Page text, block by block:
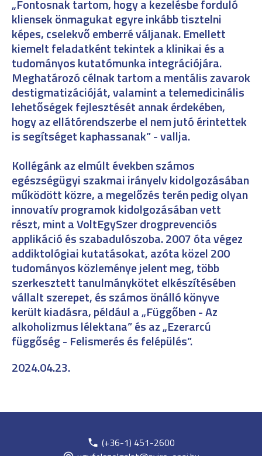
„Fontosnak tartom, hogy a kezelésbe forduló
kliensek önmagukat egyre inkább tisztelni
képes, cselekvő emberré váljanak. Emellett
kiemelt feladatként tekintek a klinikai és a
tudományos kutatómunka integrációjára.
Meghatározó célnak tartom a mentális zavarok
destigmatizációját, valamint a telemedicinális
lehetőségek fejlesztését annak érdekében,
hogy az ellátórendszerbe el nem jutó érintettek
is segítséget kaphassanak” - vallja.
Kollégánk az elmúlt években számos
egészségügyi szakmai irányelv kidolgozásában
működött közre, a megelőzés terén pedig olyan
innovatív programok kidolgozásában vett
részt, mint a VoltEgySzer drogprevenciós
applikáció és szabadulószoba. 2007 óta végez
addiktológiai kutatásokat, azóta közel 200
tudományos közleménye jelent meg, több
szerkesztett tanulmánykötet elkészítésében
vállalt szerepet, és számos önálló könyve
került kiadásra, például a „Függőben - Az
alkoholizmus lélektana” és az „Ezerarcú
függőség - Felismerés és felépülés”.
2024.04.23.
(+36-1) 451-2600